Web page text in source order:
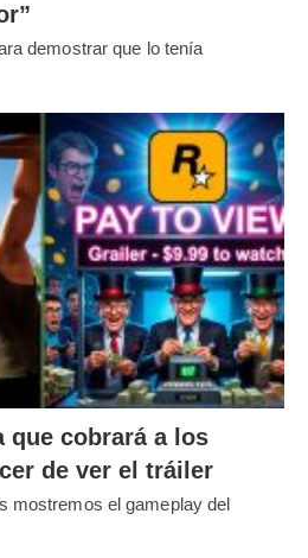
demostrar que lo tenía
que cobrará a los
de ver el tráiler
mostremos el gameplay del